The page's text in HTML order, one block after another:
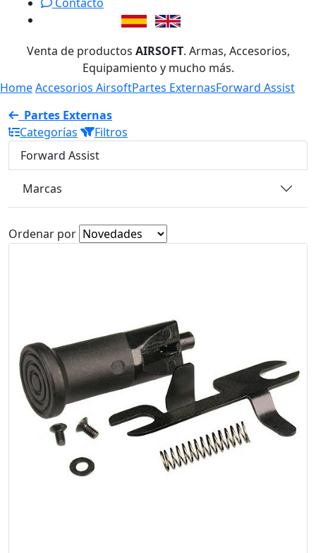
Venta de productos AIRSOFT. Armas, Accesorios,
Equipamiento y mucho más.
HomeAccesorios AirsoftPartes ExternasForward Assist
Partes Externas
Categorías
Filtros
Forward Assist
Marcas
Ordenar por